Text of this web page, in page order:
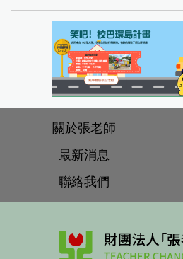
關於張老師
最新消息
聯絡我們